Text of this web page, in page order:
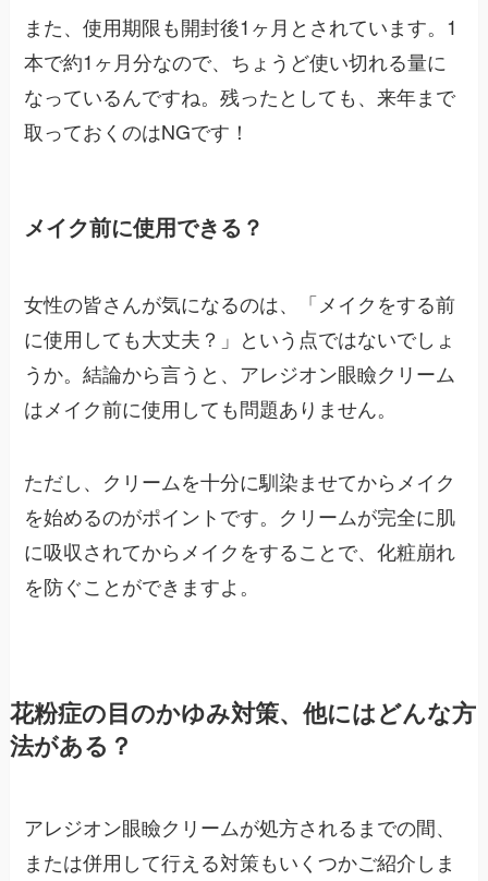
また、使用期限も開封後1ヶ月とされています。1
本で約1ヶ月分なので、ちょうど使い切れる量に
なっているんですね。残ったとしても、来年まで
取っておくのはNGです！
メイク前に使用できる？
女性の皆さんが気になるのは、「メイクをする前
に使用しても大丈夫？」という点ではないでしょ
うか。結論から言うと、アレジオン眼瞼クリーム
はメイク前に使用しても問題ありません。
ただし、クリームを十分に馴染ませてからメイク
を始めるのがポイントです。クリームが完全に肌
に吸収されてからメイクをすることで、化粧崩れ
を防ぐことができますよ。
花粉症の目のかゆみ対策、他にはどんな方
法がある？
アレジオン眼瞼クリームが処方されるまでの間、
または併用して行える対策もいくつかご紹介しま